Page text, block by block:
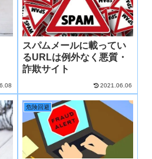
スパムメールに載ってい
るURLは例外なく悪質・
詐欺サイト
2021.06.06
危険回避